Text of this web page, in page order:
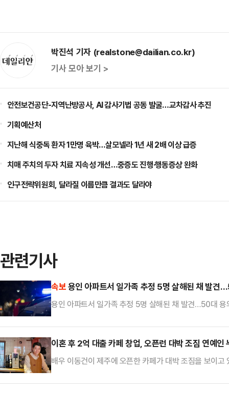
박진석 기자 (realstone@dailian.co.kr)
기사 모아 보기 >
안전보건공단-지역난방공사, AI 감사기법 공동 발굴…교차감사 추진
기획예산처
지난해 식중독 환자 1만명 육박…살모넬라 1년 새 2배 이상 급증
치매 주치의 두자 치료 지속성 개선…중증도 진행·행동증상 완화
인구전략위원회, 달라질 이름만큼 결과도 달라야
관련기사
속보용인 아파트서 일가족 추정 5명 살해된 채 발견
용인 아파트서 일가족 추정 5명 살해된 채 발견…50대 용
이혼 후 2억 대출 카페 창업, 오픈런 대박 조짐 연예인
배우 이동건이 제주에 오픈한 카페가 대박 조짐을 보이
과 여유를 선물하는 공간이다. 골목을 따라 들어오시면